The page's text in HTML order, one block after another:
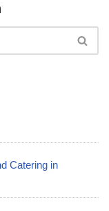
Catering in